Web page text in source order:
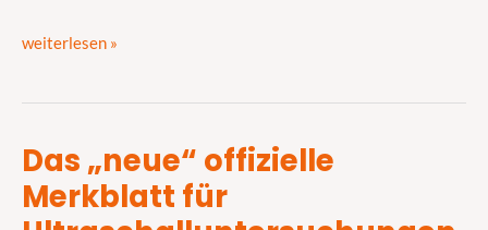
weiterlesen »
Das „neue“ offizielle
Merkblatt für
Das
„neue“